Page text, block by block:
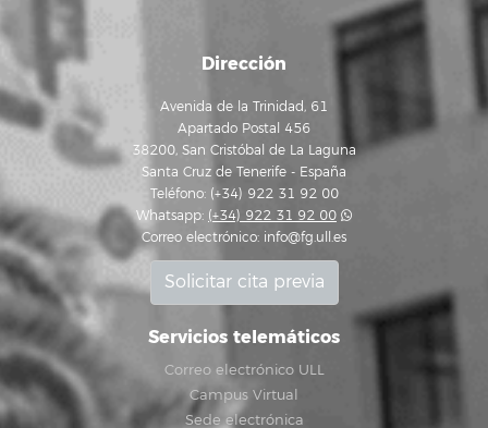
Dirección
Avenida de la Trinidad, 61
Apartado Postal 456
38200, San Cristóbal de La Laguna
Santa Cruz de Tenerife - España
Teléfono: (+34) 922 31 92 00
Whatsapp: (+34) 922 31 92 00
Correo electrónico: info@fg.ull.es
Solicitar cita previa
Servicios telemáticos
Correo electrónico ULL
Campus Virtual
Sede electrónica